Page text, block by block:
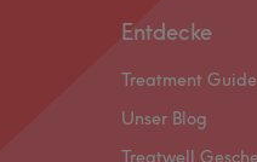
Entdecke
Treatment Guide
Unser Blog
Treatwell